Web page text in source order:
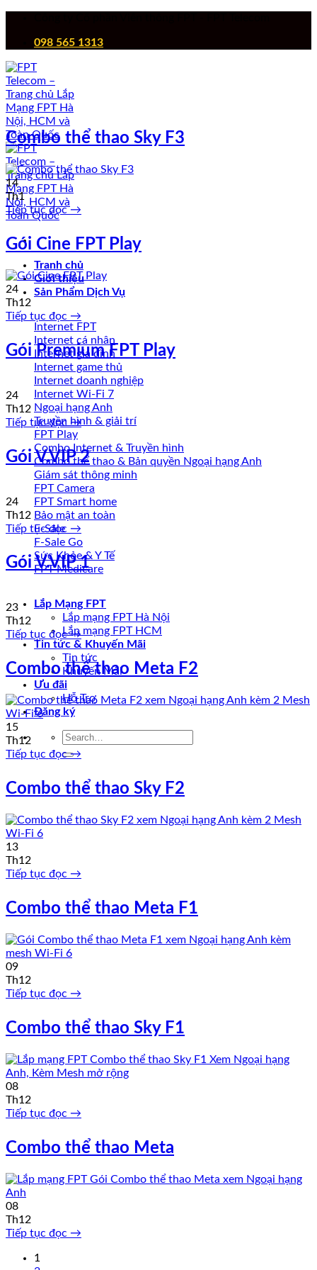
098 565 1313
Tranh chủ
Giới thiệu
Sản Phẩm Dịch Vụ
Internet FPT
Internet cá nhân
Internet gia đình
Internet game thủ
Internet doanh nghiệp
Internet Wi-Fi 7
Ngoại hạng Anh
Truyền hình & giải trí
FPT Play
Combo Internet & Truyền hình
Combo thể thao & Bản quyền Ngoại hạng Anh
Giám sát thông minh
FPT Camera
FPT Smart home
Bảo mật an toàn
F-Sale
F-Sale Go
Sức Khỏe & Y Tế
FPT Medicare
Lắp Mạng FPT
Lắp mạng FPT Hà Nội
Lắp mạng FPT HCM
Tin tức & Khuyến Mãi
Tin tức
Khuyến Mãi
Ưu đãi
Hỗ Trợ
Đăng ký
Combo thể thao Sky F3
14
Th1
Tiếp tục đọc→
Gói Cine FPT Play
24
Th12
Tiếp tục đọc →
Gói Premium FPT Play
24
Th12
Tiếp tục đọc →
Gói V.VIP 2
24
Th12
Tiếp tục đọc →
Gói V.VIP 1
23
Th12
Tiếp tục đọc→
Combo thể thao Meta F2
15
Th12
Tiếp tục đọc→
Combo thể thao Sky F2
13
Th12
Tiếp tục đọc →
Combo thể thao Meta F1
09
Th12
Tiếp tục đọc →
Combo thể thao Sky F1
08
Th12
Tiếp tục đọc →
Combo thể thao Meta
08
Th12
Tiếp tục đọc →
1